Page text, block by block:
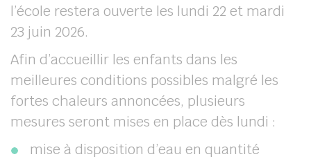
l’école restera ouverte les lundi 22 et mardi
23 juin 2026.
Afin d’accueillir les enfants dans les
meilleures conditions possibles malgré les
fortes chaleurs annoncées, plusieurs
mesures seront mises en place dès lundi :
mise à disposition d’eau en quantité